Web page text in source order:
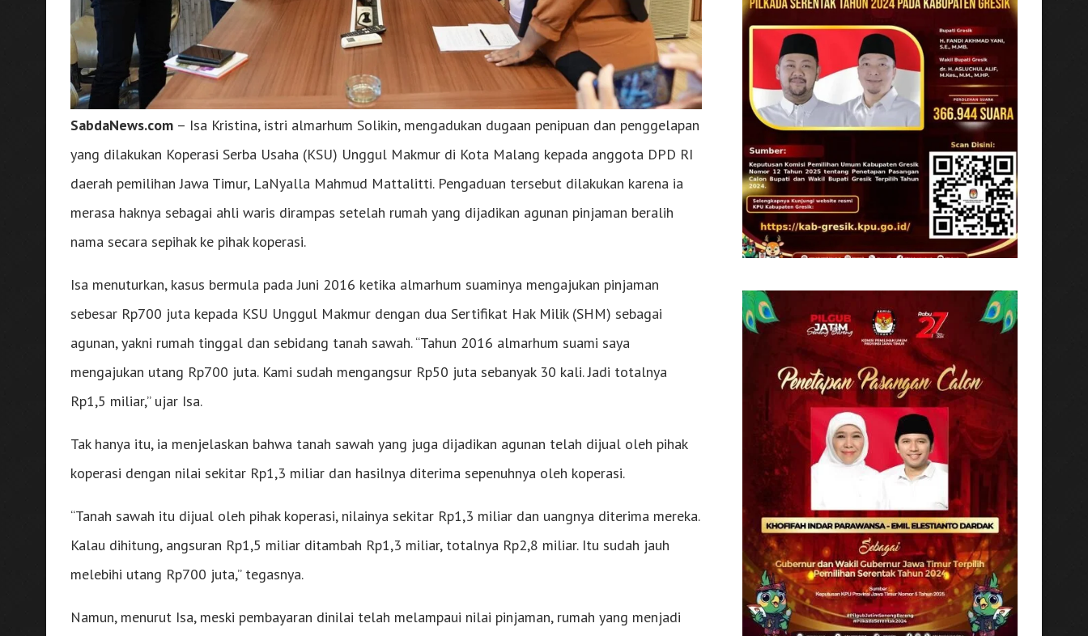
SabdaNews.com – Isa Kristina, istri almarhum Solikin, mengadukan dugaan penipuan dan penggelapan
yang dilakukan Koperasi Serba Usaha (KSU) Unggul Makmur di Kota Malang kepada anggota DPD RI
daerah pemilihan Jawa Timur, LaNyalla Mahmud Mattalitti. Pengaduan tersebut dilakukan karena ia
merasa haknya sebagai ahli waris dirampas setelah rumah yang dijadikan agunan pinjaman beralih
nama secara sepihak ke pihak koperasi.
Isa menuturkan, kasus bermula pada Juni 2016 ketika almarhum suaminya mengajukan pinjaman
sebesar Rp700 juta kepada KSU Unggul Makmur dengan dua Sertifikat Hak Milik (SHM) sebagai
agunan, yakni rumah tinggal dan sebidang tanah sawah. “Tahun 2016 almarhum suami saya
mengajukan utang Rp700 juta. Kami sudah mengangsur Rp50 juta sebanyak 30 kali. Jadi totalnya
Rp1,5 miliar,” ujar Isa.
Tak hanya itu, ia menjelaskan bahwa tanah sawah yang juga dijadikan agunan telah dijual oleh pihak
koperasi dengan nilai sekitar Rp1,3 miliar dan hasilnya diterima sepenuhnya oleh koperasi.
“Tanah sawah itu dijual oleh pihak koperasi, nilainya sekitar Rp1,3 miliar dan uangnya diterima mereka.
Kalau dihitung, angsuran Rp1,5 miliar ditambah Rp1,3 miliar, totalnya Rp2,8 miliar. Itu sudah jauh
melebihi utang Rp700 juta,” tegasnya.
Namun, menurut Isa, meski pembayaran dinilai telah melampaui nilai pinjaman, rumah yang menjadi